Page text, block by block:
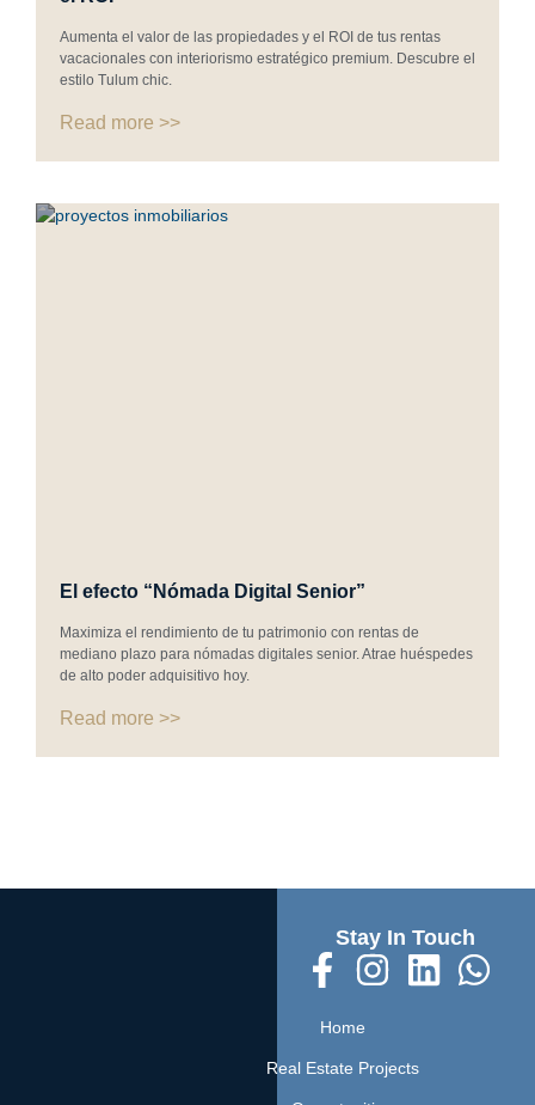
Aumenta el valor de las propiedades y el ROI de tus rentas
vacacionales con interiorismo estratégico premium. Descubre el
estilo Tulum chic.
Read more >>
El efecto “Nómada Digital Senior”
Maximiza el rendimiento de tu patrimonio con rentas de
mediano plazo para nómadas digitales senior. Atrae huéspedes
de alto poder adquisitivo hoy.
Read more >>
Home
Real Estate Projects
Stay In Touch